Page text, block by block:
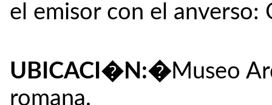
el emisor con el
UBICACI�N:�Museo
romana.